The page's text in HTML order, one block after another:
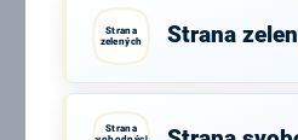
Strana
zelených
Strana
Strana